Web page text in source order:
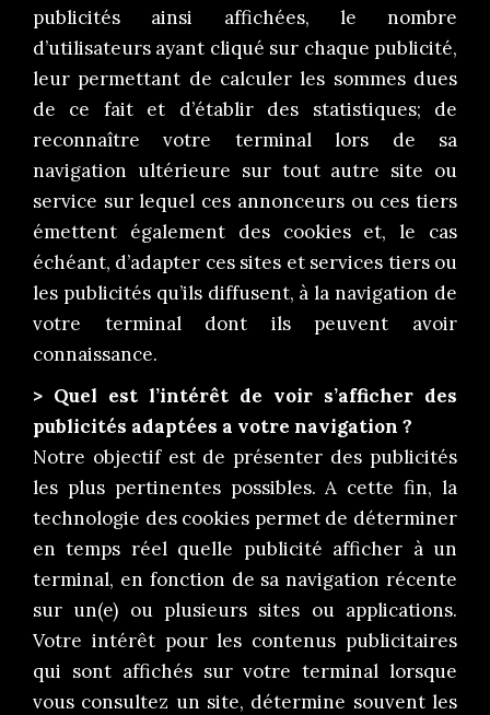
publicités ainsi affichées, le nombre
d’utilisateurs ayant cliqué sur chaque publicité,
leur permettant de calculer les sommes dues
de ce fait et d’établir des statistiques; de
reconnaître votre terminal lors de sa
navigation ultérieure sur tout autre site ou
service sur lequel ces annonceurs ou ces tiers
émettent également des cookies et, le cas
échéant, d’adapter ces sites et services tiers ou
les publicités qu’ils diffusent, à la navigation de
votre terminal dont ils peuvent avoir
connaissance.
> Quel est l’intérêt de voir s’afficher des
publicités adaptées a votre navigation ?
Notre objectif est de présenter des publicités
les plus pertinentes possibles. A cette fin, la
technologie des cookies permet de déterminer
en temps réel quelle publicité afficher à un
terminal, en fonction de sa navigation récente
sur un(e) ou plusieurs sites ou applications.
Votre intérêt pour les contenus publicitaires
qui sont affichés sur votre terminal lorsque
vous consultez un site, détermine souvent les